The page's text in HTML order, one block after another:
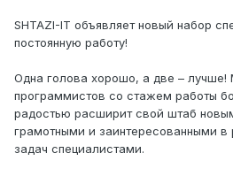
SHTAZI-IT объявляет новый набор
постоянную работу!
Одна голова хорошо, а две – лучше!
программистов со стажем работы
радостью расширит свой штаб
грамотными и заинтересованными в
задач специалистами.